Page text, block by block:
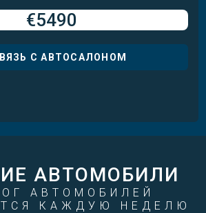
€5490
С АВТОСАЛОНОМ
АВТОМОБИЛИ
АВТОМОБИЛЕЙ
КАЖДУЮ НЕДЕЛЮ